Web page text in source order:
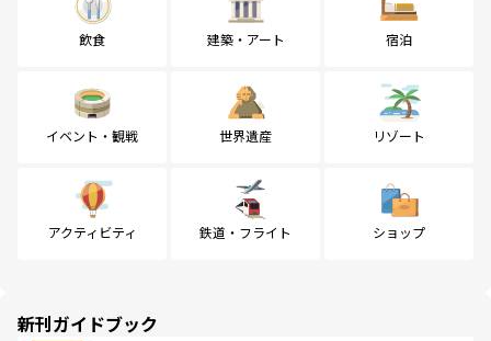
飲食 建築・アート 宿泊
イベント・観戦 世界遺産 リゾート
アクティビティ 鉄道・フライト ショップ
新刊ガイドブック